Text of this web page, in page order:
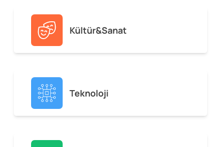
Kültür&Sanat
Teknoloji